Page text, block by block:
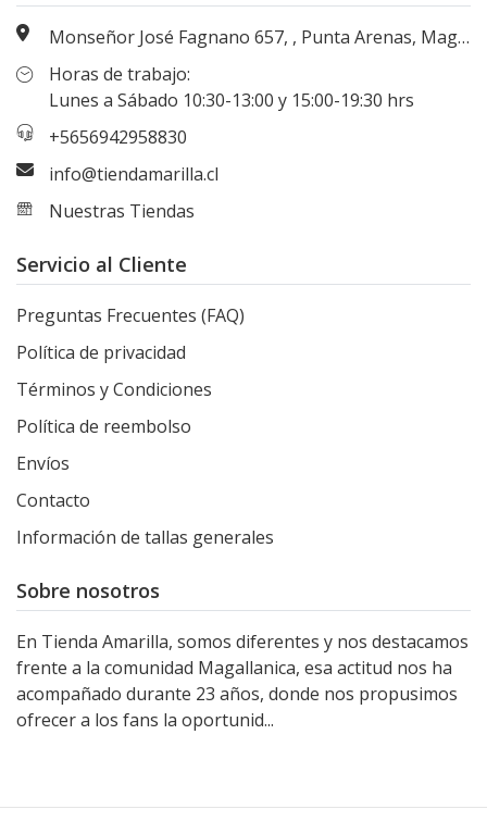
Monseñor José Fagnano 657, , Punta Arenas, Magallanes, Chile
Horas de trabajo:
Lunes a Sábado 10:30-13:00 y 15:00-19:30 hrs
+5656942958830
info@tiendamarilla.cl
Nuestras Tiendas
Servicio al Cliente
Preguntas Frecuentes (FAQ)
Política de privacidad
Términos y Condiciones
Política de reembolso
Envíos
Contacto
Información de tallas generales
Sobre nosotros
En Tienda Amarilla, somos diferentes y nos destacamos
frente a la comunidad Magallanica, esa actitud nos ha
acompañado durante 23 años, donde nos propusimos
ofrecer a los fans la oportunid...